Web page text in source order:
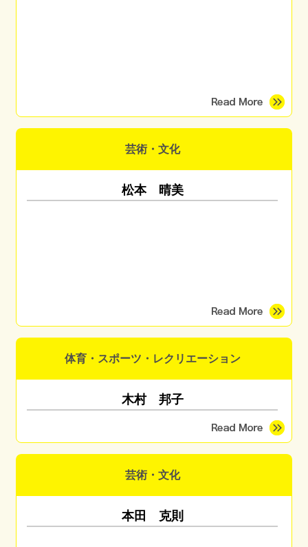
芸術・文化
松本 晴美
体育・スポーツ・レクリエーション
木村 邦子
芸術・文化
本田 克則